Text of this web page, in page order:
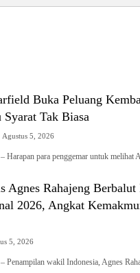
Buka Peluang
Syarat Tak Biasa
Agustus 5, 2026
Harapan para penggemar untuk melihat
Agnes Rahajeng
2026, Angkat
5, 2026
Penampilan wakil Indonesia, Agnes